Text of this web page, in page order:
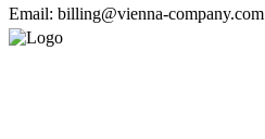
Email: billing@vienna-company.com